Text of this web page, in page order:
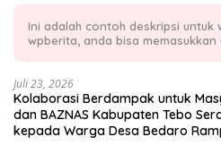
Ini adalah contoh deskripsi
wpberita, anda bisa
Juli 23, 2026
Kolaborasi Berdampak untuk
dan BAZNAS Kabupaten Tebo
kepada Warga Desa Bedaro